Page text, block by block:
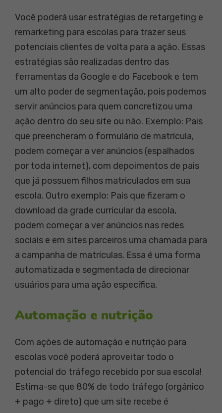
Você poderá usar estratégias de retargeting e
remarketing para escolas para trazer seus
potenciais clientes de volta para a ação. Essas
estratégias são realizadas dentro das
ferramentas da Google e do Facebook e tem
um alto poder de segmentação, pois podemos
servir anúncios para quem concretizou uma
ação dentro do seu site ou não. Exemplo: Pais
que preencheram o formulário de matrícula,
podem começar a ver anúncios (espalhados
por toda internet), com depoimentos de pais
que já possuem filhos matriculados em sua
escola. Outro exemplo: Pais que fizeram o
download da grade curricular da escola,
podem começar a ver anúncios nas redes
sociais e em sites parceiros uma chamada para
a campanha de matrículas. Essa é uma forma
automatizada e segmentada de direcionar
usuários para uma ação específica.
Automação e nutrição
Com ações de automação e nutrição para
escolas você poderá aproveitar todo o
potencial do tráfego recebido por sua escola!
Estima-se que 80% de todo tráfego (orgânico
+ pago + direto) que um site recebe é